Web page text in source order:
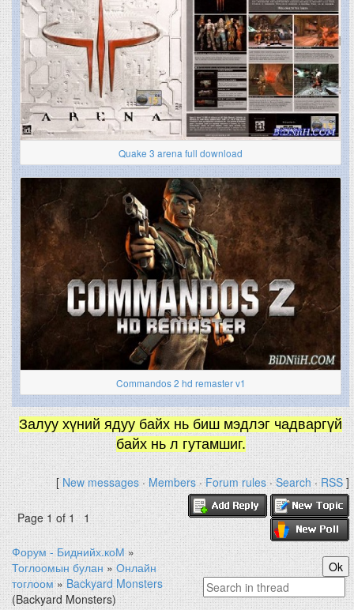
Quake 3 arena full download
Commandos 2 hd remaster v1
Залуу хүний ядуу байх нь биш мэдлэг чадваргүй
байх нь л гутамшиг.
[New messages·Members·Forum rules·Search·RSS]
Page1of1 1
Форум - Биднийх.коМ »
Тоглоомын булан » Онлайн
тоглоом » Backyard Monsters
(Backyard Monsters)